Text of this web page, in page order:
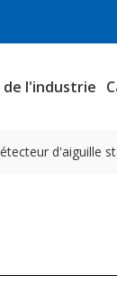
de l'industrie
d'aiguille